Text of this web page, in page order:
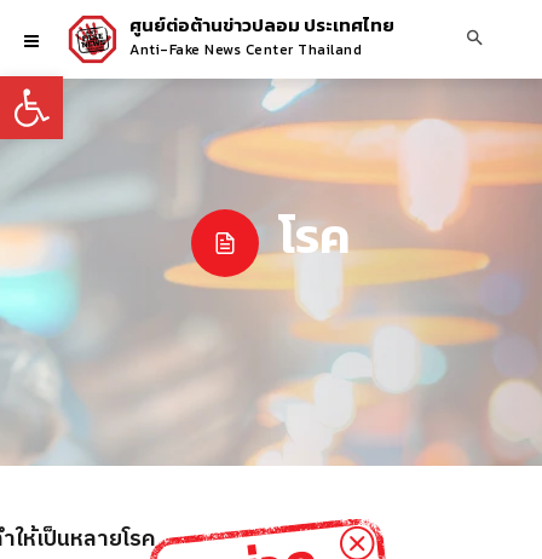
Open toolbar
ศูนย์ต่อต้านข่าวปลอม ประเทศไทย
Anti-Fake News Center Thailand
โรค
ห้เป็นหลายโรค